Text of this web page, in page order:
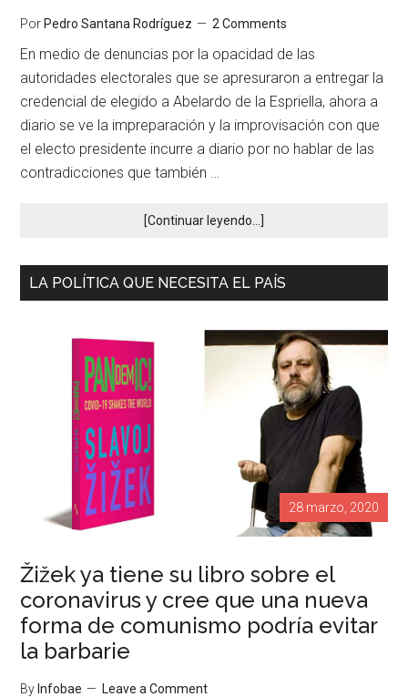
Por Pedro Santana Rodríguez 2 Comments
En medio de denuncias por la opacidad de las
autoridades electorales que se apresuraron a entregar la
credencial de elegido a Abelardo de la Espriella, ahora a
diario se ve la impreparación y la improvisación con que
el electo presidente incurre a diario por no hablar de las
contradicciones que también …
[Continuar leyendo...]
LA POLÍTICA QUE NECESITA EL PAÍS
28 marzo, 2020
Žižek ya tiene su libro sobre el
coronavirus y cree que una nueva
forma de comunismo podría evitar
la barbarie
By Infobae Leave a Comment